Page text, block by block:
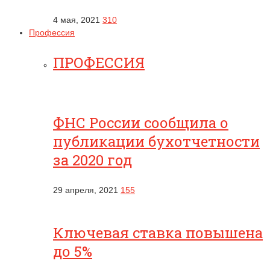
4 мая, 2021 310
Профессия
ПРОФЕССИЯ
ФНС России сообщила о
публикации бухотчетности
за 2020 год
29 апреля, 2021 155
Ключевая ставка повышена
до 5%